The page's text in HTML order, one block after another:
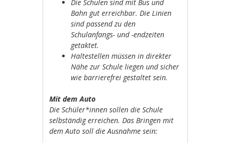
Die Schulen sind mit Bus und
Bahn gut erreichbar. Die Linien
sind passend zu den
Schulanfangs- und -endzeiten
getaktet.
Haltestellen müssen in direkter
Nähe zur Schule liegen und sicher
wie barrierefrei gestaltet sein.
Mit dem Auto
Die Schüler*innen sollen die Schule
selbständig erreichen. Das Bringen mit
dem Auto soll die Ausnahme sein: